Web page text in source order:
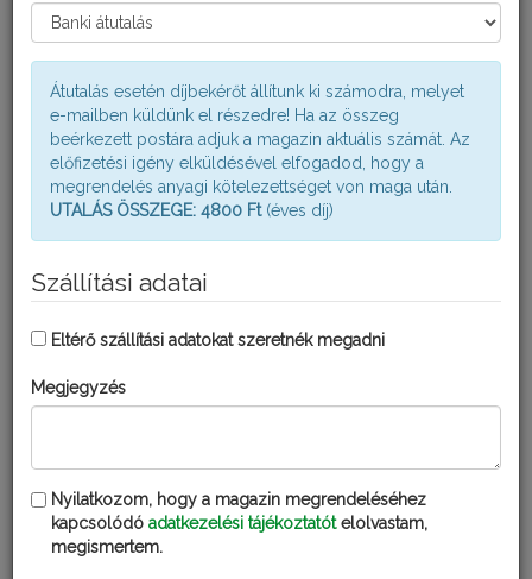
KISKERTÉSZ NPK 15-15-15
Átutalás esetén díjbekérőt állítunk ki számodra, melyet
e-mailben küldünk el részedre! Ha az összeg
beérkezett postára adjuk a magazin aktuális számát. Az
előfizetési igény elküldésével elfogadod, hogy a
megrendelés anyagi kötelezettséget von maga után.
UTALÁS ÖSSZEGE: 4800 Ft (éves díj)
Szállítási adatai
Eltérő szállítási adatokat szeretnék megadni
Megjegyzés
Nyilatkozom, hogy a magazin megrendeléséhez
kapcsolódó adatkezelési tájékoztatótelolvastam,
megismertem.